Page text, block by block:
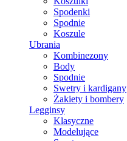
Spodenki
Spodnie
Koszule
Ubrania
Kombinezony
Body
Spodnie
Swetry i kardigany
Żakiety i bombery
Legginsy
Klasyczne
Modelujące